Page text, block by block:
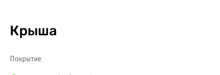
Крыша
Покрытие